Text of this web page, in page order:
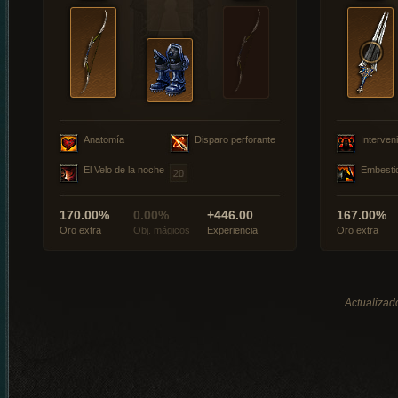
Anatomía Disparo perforante
El Velo de la noche
170.00%
Oro extra
0.00%
Obj. mágicos
+446.00
Experiencia
167.00%
Oro extra